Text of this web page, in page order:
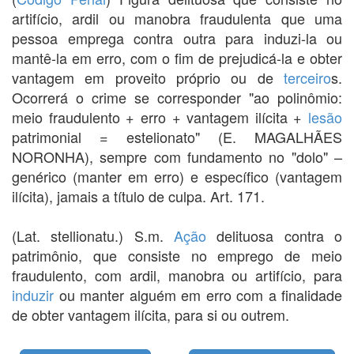
artifício, ardil ou manobra fraudulenta que uma
pessoa emprega contra outra para induzi-la ou
mantê-la em erro, com o fim de prejudicá-la e obter
vantagem em proveito próprio ou de terceiros.
Ocorrerá o crime se corresponder "ao polinômio:
meio fraudulento + erro + vantagem ilícita + lesão
patrimonial = estelionato" (E. MAGALHÃES
NORONHA), sempre com fundamento no "dolo" –
genérico (manter em erro) e específico (vantagem
ilícita), jamais a título de culpa. Art. 171.
(Lat. stellionatu.) S.m. Ação delituosa contra o
patrimônio, que consiste no emprego de meio
fraudulento, com ardil, manobra ou artifício, para
induzir ou manter alguém em erro com a finalidade
de obter vantagem ilícita, para si ou outrem.